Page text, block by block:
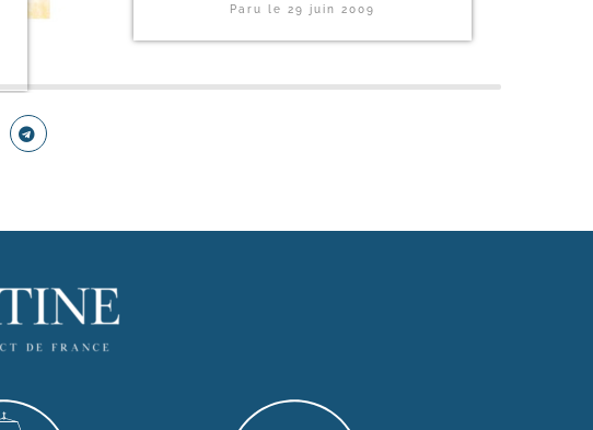
Paru le29 juin 2009